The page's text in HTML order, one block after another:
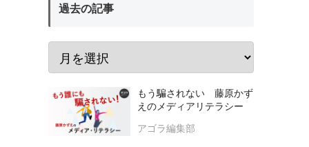
過去の記事
もう騙されない 藤原かず
えのメディアリテラシー
アゴラ編集部